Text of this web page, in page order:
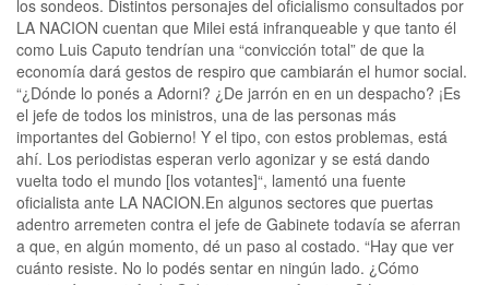
los sondeos. Distintos personajes del oficialismo consultados por
LA NACION cuentan que Milei está infranqueable y que tanto él
como Luis Caputo tendrían una “convicción total” de que la
economía dará gestos de respiro que cambiarán el humor social.
“¿Dónde lo ponés a Adorni? ¿De jarrón en en un despacho? ¡Es
el jefe de todos los ministros, una de las personas más
importantes del Gobierno! Y el tipo, con estos problemas, está
ahí. Los periodistas esperan verlo agonizar y se está dando
vuelta todo el mundo [los votantes]“, lamentó una fuente
oficialista ante LA NACION.En algunos sectores que puertas
adentro arremeten contra el jefe de Gabinete todavía se aferran
a que, en algún momento, dé un paso al costado. “Hay que ver
cuánto resiste. No lo podés sentar en ningún lado. ¿Cómo